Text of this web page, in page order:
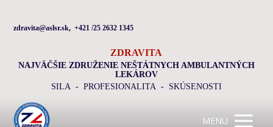
zdravita@aslsr.sk, +421 /25 2632 1345
ZDRAVITA
NAJVÄČŠIE ZDRUŽENIE NEŠTÁTNYCH AMBULANTNÝCH
LEKÁROV
SILA - PROFESIONALITA - SKÚSENOSTI
MENU